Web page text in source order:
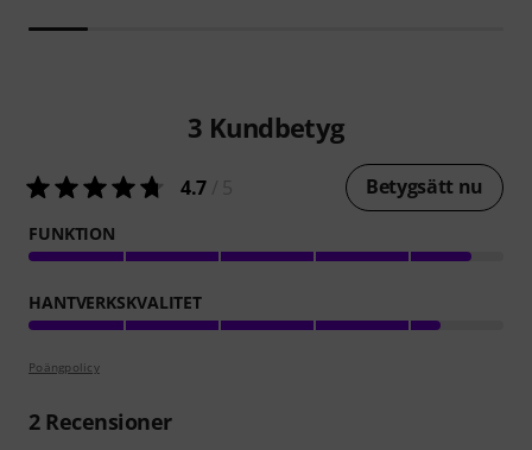
3 Kundbetyg
4.7 Betygsätt nu
FUNKTION
HANTVERKSKVALITET
Poängpolicy
2Recensioner